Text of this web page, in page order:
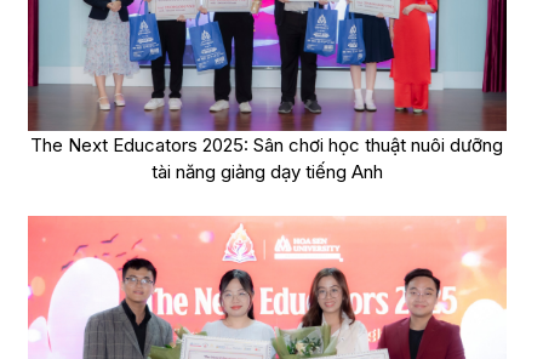
The Next Educators 2025: Sân chơi học thuật nuôi dưỡng
tài năng giảng dạy tiếng Anh